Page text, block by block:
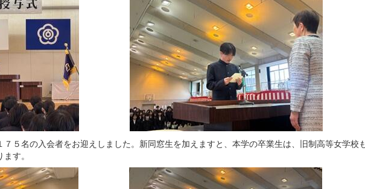
５名の入会者をお迎えしました。新同窓生を加えますと、本学の卒業生は、旧制高等女学校
す。